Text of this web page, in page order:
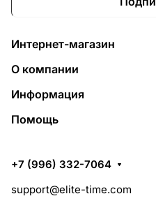
Интернет-магазин
О компании
Информация
Помощь
+7 (996) 332-7064
support@elite-time.com